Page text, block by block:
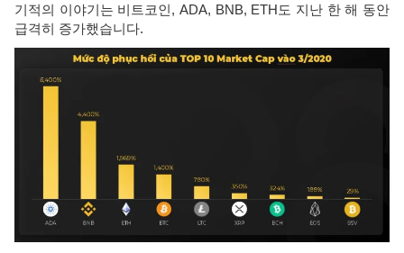
기적의 이야기는 비트코인, ADA, BNB, ETH도 지난 한 해 동안
급격히 증가했습니다.